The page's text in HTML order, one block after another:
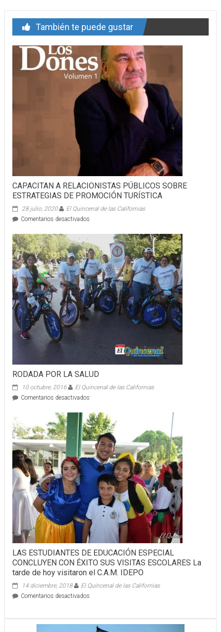
También te puede gustar
CAPACITAN A RELACIONISTAS PÚBLICOS SOBRE
ESTRATEGIAS DE PROMOCIÓN TURÍSTICA
28 julio, 2020
El Quincenal de las Californias
Comentarios desactivadosen
A
RELACIONISTAS
PÚBLICOS
SOBRE
ESTRATEGIAS
DE
PROMOCIÓN
TURÍSTICA
RODADA POR LA SALUD
10 octubre, 2016
El Quincenal de las Californias
Comentarios desactivadosen
POR
LA
SALUD
LAS ESTUDIANTES DE EDUCACIÓN ESPECIAL
CONCLUYEN CON ÉXITO SUS VISITAS ESCOLARES La
tarde de hoy visitaron el C.A.M. IDEPO
14 diciembre, 2018
El Quincenal de las Californias
Comentarios desactivadosen